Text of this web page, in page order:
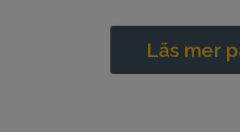
Läs mer